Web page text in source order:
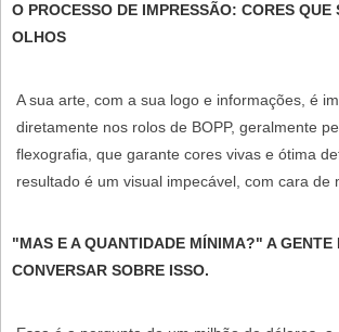
O PROCESSO DE IMPRESSÃO: CORES QUE
OLHOS
A sua arte, com a sua logo e informações, é
diretamente nos rolos de BOPP, geralmente
flexografia, que garante cores vivas e ótima
resultado é um visual impecável, com cara de
"MAS E A QUANTIDADE MÍNIMA?" A GENTE
CONVERSAR SOBRE ISSO.